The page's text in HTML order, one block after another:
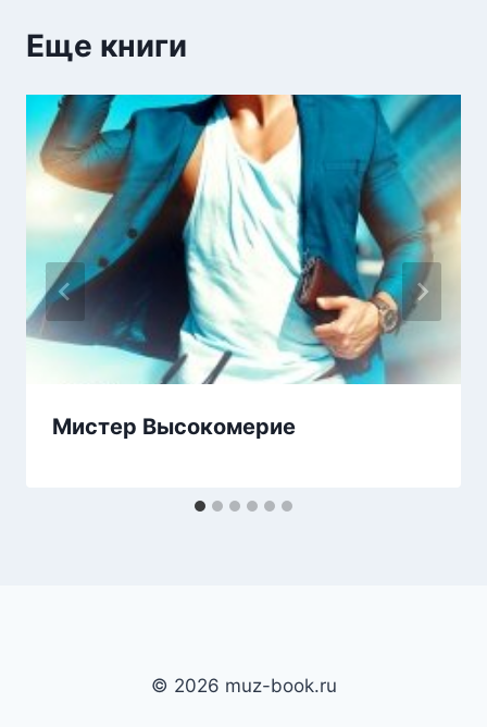
Еще книги
Мистер Высокомерие
© 2026 muz-book.ru